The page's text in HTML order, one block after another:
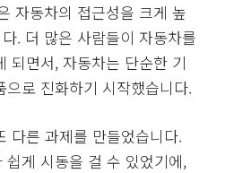
자동차의 접근성을 크게 높
. 더 많은 사람들이 자동차를
되면서, 자동차는 단순한 기
로 진화하기 시작했습니다.
다른 과제를 만들었습니다.
쉽게 시동을 걸 수 있었기에,